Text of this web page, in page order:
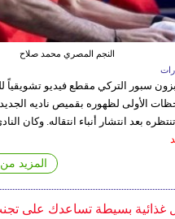
النجم المصري محمد صلاح
سبور التركي مقطع فيديو تشويقياً
الأولى لظهوره بقميص ناديه
بعد انتشار أنباء انتقاله. وكان
المزيد
غذائية بسيطة تساعدك على